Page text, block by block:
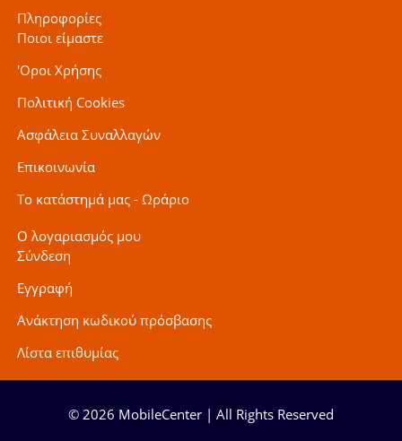
Πληροφορίες
Ποιοι είμαστε
'Οροι Χρήσης
Πολιτική Cookies
Ασφάλεια Συναλλαγών
Επικοινωνία
Το κατάστημά μας - Ωράριο
Ο λογαριασμός μου
Σύνδεση
Εγγραφή
Ανάκτηση κωδικού πρόσβασης
Λίστα επιθυμίας
© 2026 MobileCenter | All Rights Reserved